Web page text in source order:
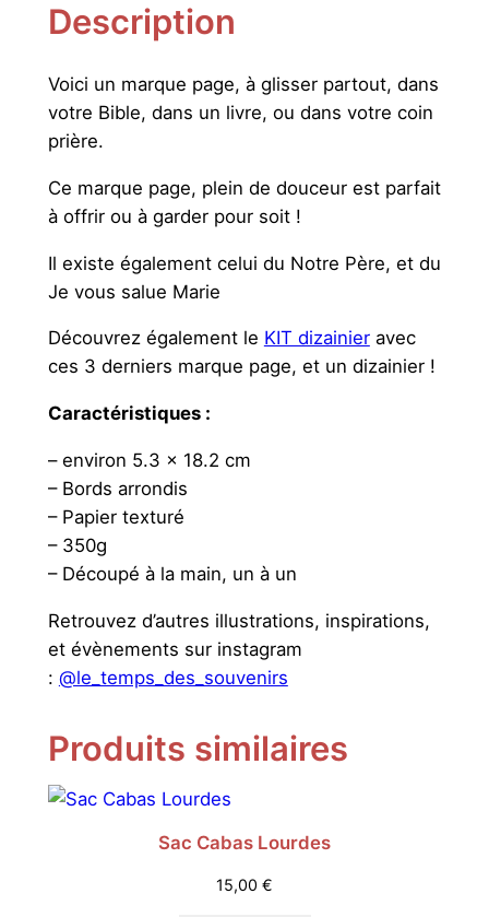
r
q
u
p
a
C
r
e
o
Description
Voici un marque page, à glisser partout, dans
votre Bible, dans un livre, ou dans votre coin
prière.
Ce marque page, plein de douceur est parfait
à offrir ou à garder pour soit !
Il existe également celui du Notre Père, et du
Je vous salue Marie
Découvrez également le KIT dizainieravec
ces 3 derniers marque page, et un dizainier !
Caractéristiques :
– environ 5.3 x 18.2 cm
– Bords arrondis
– Papier texturé
– 350g
– Découpé à la main, un à un
Retrouvez d’autres illustrations, inspirations,
et évènements sur instagram
: @le_temps_des_souvenirs
Produits similaires
Sac Cabas Lourdes
15,00 €